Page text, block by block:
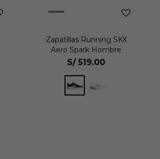
Zapatillas Running SKX
Aero Spark Hombre
S/ 519.00